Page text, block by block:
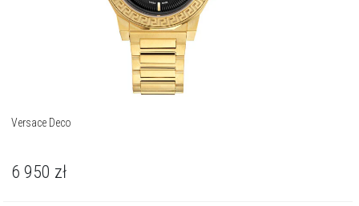
Versace Deco
6 950 zł